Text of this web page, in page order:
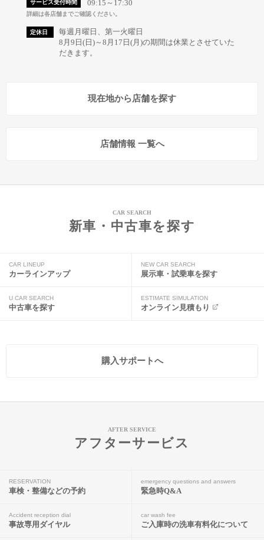
サービス受付時間 09:15～17:30
詳細は各店舗までご確認ください。
定休日
毎週月曜日、第一火曜日
8月9日(日)～8月17日(月)の期間は休業とさせていた
だきます。
現在地から店舗を探す
店舗情報 一覧へ
CAR SEARCH
新車・中古車を探す
CAR LINEUP
カーラインアップ
NEW CAR SEARCH
展示車・試乗車を探す
U CAR SEARCH
中古車を探す
ESTIMATE SIMULATION
オンライン見積もり
購入サポートへ
AFTER SERVICE
アフターサービス
RESERVATION
車検・整備などの予約
emergency questions and answers
緊急時Q&A
Accident reception dial
事故専用ダイヤル
car wash fee
ご入庫時の洗車有料化について